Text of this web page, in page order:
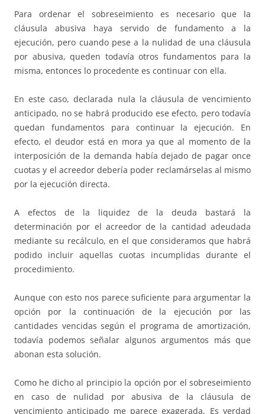
Para ordenar el sobreseimiento es necesario que la
cláusula abusiva haya servido de fundamento a la
ejecución, pero cuando pese a la nulidad de una cláusula
por abusiva, queden todavía otros fundamentos para la
misma, entonces lo procedente es continuar con ella.
En este caso, declarada nula la cláusula de vencimiento
anticipado, no se habrá producido ese efecto, pero todavía
quedan fundamentos para continuar la ejecución. En
efecto, el deudor está en mora ya que al momento de la
interposición de la demanda había dejado de pagar once
cuotas y el acreedor debería poder reclamárselas al mismo
por la ejecución directa.
A efectos de la liquidez de la deuda bastará la
determinación por el acreedor de la cantidad adeudada
mediante su recálculo, en el que consideramos que habrá
podido incluir aquellas cuotas incumplidas durante el
procedimiento.
Aunque con esto nos parece suficiente para argumentar la
opción por la continuación de la ejecución por las
cantidades vencidas según el programa de amortización,
todavía podemos señalar algunos argumentos más que
abonan esta solución.
Como he dicho al principio la opción por el sobreseimiento
en caso de nulidad por abusiva de la cláusula de
vencimiento anticipado me parece exagerada. Es verdad